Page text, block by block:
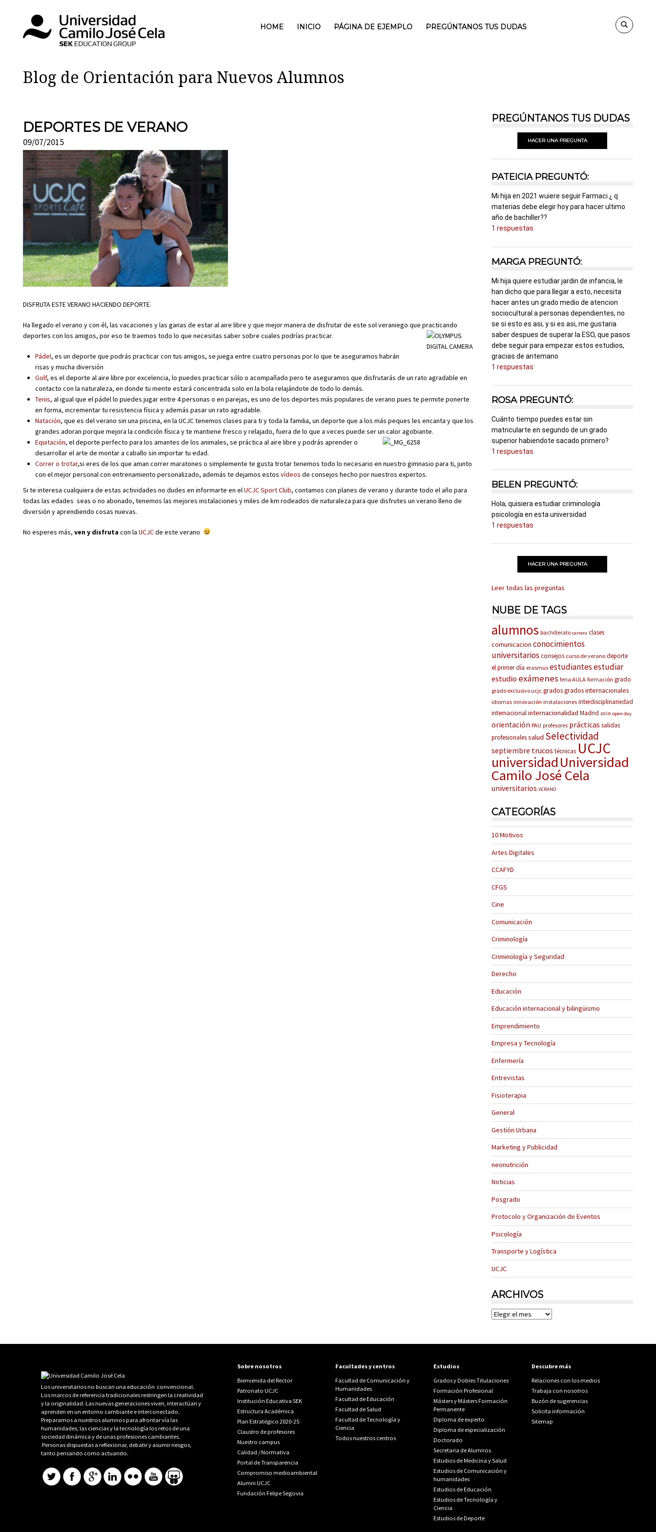
HOME INICIO PÁGINA DE EJEMPLO PREGÚNTANOS TUS DUDAS
Blog de Orientación para Nuevos Alumnos
DEPORTES DE VERANO
09/07/2015
DISFRUTA ESTE VERANO HACIENDO DEPORTE.
Ha llegado el verano y con él, las vacaciones y las ganas de estar al aire libre y que mejor manera de disfrutar de este sol veraniego que practicando
deportes con los amigos, por eso te traemos todo lo que necesitas saber sobre cuales podrías practicar.
Pádel, es un deporte que podrás practicar con tus amigos, se juega entre cuatro personas por lo que te aseguramos habrán
risas y mucha diversión
Golf, es el deporte al aire libre por excelencia, lo puedes practicar sólo o acompañado pero te aseguramos que disfrutarás de un rato agradable en
contacto con la naturaleza, en donde tu mente estará concentrada solo en la bola relajándote de todo lo demás.
Tenis, al igual que el pádel lo puedes jugar entre 4 personas o en parejas, es uno de los deportes más populares de verano pues te permite ponerte
en forma, incrementar tu resistencia física y además pasar un rato agradable.
Natación, que es del verano sin una piscina, en la UCJC tenemos clases para ti y toda la familia, un deporte que a los más peques les encanta y que los
grandes adoran porque mejora la condición física y te mantiene fresco y relajado, fuera de lo que a veces puede ser un calor agobiante.
Equitación, el deporte perfecto para los amantes de los animales, se práctica al aire libre y podrás aprender o
desarrollar el arte de montar a caballo sin importar tu edad.
Correr o trotar,si eres de los que aman correr maratones o simplemente te gusta trotar tenemos todo lo necesario en nuestro gimnasio para ti, junto
con el mejor personal con entrenamiento personalizado, además te dejamos estos vídeos de consejos hecho por nuestros expertos.
Si te interesa cualquiera de estas actividades no dudes en informarte en el UCJC Sport Club, contamos con planes de verano y durante todo el año para
todas las edades seas o no abonado, tenemos las mejores instalaciones y miles de km rodeados de naturaleza para que disfrutes un verano lleno de
diversión y aprendiendo cosas nuevas.
No esperes más, ven y disfruta con la UCJCde este verano
PREGÚNTANOS TUS DUDAS
HACER UNA PREGUNTA
PATEICIA PREGUNTÓ:
Mi hija en 2021 wuiere seguir Farmaci.¿ q
materias debe elegir hoy para hacer ultimo
año de bachiller??
1 respuestas
MARGA PREGUNTÓ:
Mi hija quiere estudiar jardin de infancia, le
han dicho que para llegar a esto, necesita
hacer antes un grado medio de atencion
sociocultural a personas dependientes, no
se si esto es asi, y si es asi, me gustaria
saber despues de superar la ESO, que pasos
debe seguir para empezar estos estudios,
gracias de antemano
1 respuestas
ROSA PREGUNTÓ:
Cuánto tiempo puedes estar sin
matricularte en segundo de un grado
superior habiendote sacado primero?
1 respuestas
BELEN PREGUNTÓ:
Hola, quisiera estudiar criminología
psicología en esta universidad
1 respuestas
HACER UNA PREGUNTA
Leer todas las preguntas
NUBE DE TAGS
alumnos bachillerato carrera clases
comunicacion conocimientos
universitariosconsejos curso de verano deporte
el primer día erasmus estudiantesestudiar
estudio exámenes feria AULA formación grado
grado exclusivo ucjc gradosgrados internacionales
idiomas innovación instalaciones interdisciplinariedad
internacionalinternacionalidad Madrid ocio open day
orientación PAU profesores prácticas salidas
profesionalessalud Selectividad
septiembre trucos técnicas UCJC
universidadUniversidad
Camilo José Cela
universitarios VERANO
CATEGORÍAS
10 Motivos
Artes Digitales
CCAFYD
CFGS
Cine
Comunicación
Criminología
Criminología y Seguridad
Derecho
Educación
Educación internacional y bilingüismo
Emprendimiento
Empresa y Tecnología
Enfermería
Entrevistas
Fisioterapia
General
Gestión Urbana
Marketing y Publicidad
neonutrición
Noticias
Posgrado
Protocolo y Organización de Eventos
Psicología
Transporte y Logística
UCJC
ARCHIVOS
Archivos
Los universitarios no buscan una educación convencional.
Los marcos de referencia tradicionales restringen la creatividad
y la originalidad. Las nuevas generaciones viven, interactúan y
aprenden en un entorno cambiante e interconectado.
Preparamos a nuestros alumnos para afrontar vía las
humanidades, las ciencias y la tecnología los retos de una
sociedad dinámica y de unas profesiones cambiantes.
Personas dispuestas a reflexionar, debatir y asumir riesgos,
tanto pensando como actuando.
Sobre nosotros
Bienvenida del Rector
Patronato UCJC
Institución Educativa SEK
Estructura Académica
Plan Estratégico 2020-25
Claustro de profesores
Nuestro campus
Calidad /Normativa
Portal de Transparencia
Compromiso medioambiental
Alumni UCJC
Fundación Felipe Segovia
Facultades y centros
Facultad de Comunicación y
Humanidades
Facultad de Educación
Facultad de Salud
Facultad de Tecnología y
Ciencia
Todos nuestros centros
Estudios
Grados y Dobles Titulaciones
Formación Profesional
Másters y Másters Formación
Permanente
Diploma de experto
Diploma de especialización
Doctorado
Secretaria de Alumnos
Estudios de Medicina y Salud
Estudios de Comunicación y
humanidades
Estudios de Educación
Estudios de Tecnología y
Ciencia
Estudios de Deporte
Descubre más
Relaciones con los medios
Trabaja con nosotros
Buzón de sugerencias
Solicita información
Sitemap